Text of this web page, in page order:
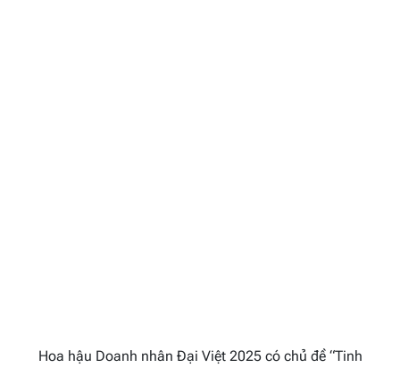
Hoa hậu Doanh nhân Đại Việt 2025 có chủ đề “Tinh